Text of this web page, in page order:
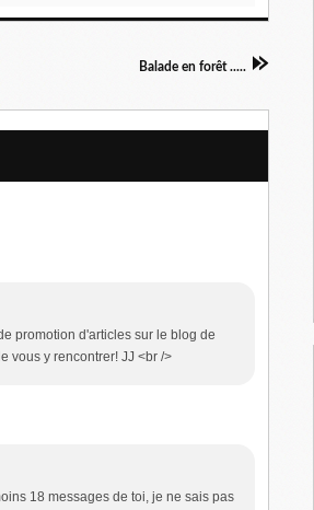
Balade en forêt .....
promotion d'articles sur le blog de
vous y rencontrer! JJ <br />
18 messages de toi, je ne sais pas